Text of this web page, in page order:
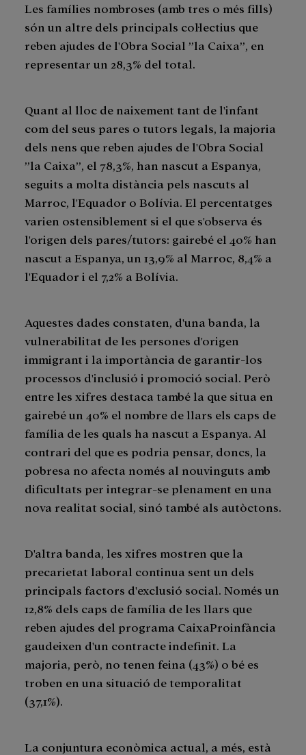
Les famílies nombroses (amb tres o més fills)
són un altre dels principals col·lectius que
reben ajudes de l'Obra Social ”la Caixa”, en
representar un 28,3% del total.
Quant al lloc de naixement tant de l'infant
com del seus pares o tutors legals, la majoria
dels nens que reben ajudes de l'Obra Social
”la Caixa”, el 78,3%, han nascut a Espanya,
seguits a molta distància pels nascuts al
Marroc, l'Equador o Bolívia. El percentatges
varien ostensiblement si el que s'observa és
l'origen dels pares/tutors: gairebé el 40% han
nascut a Espanya, un 13,9% al Marroc, 8,4% a
l'Equador i el 7,2% a Bolívia.
Aquestes dades constaten, d'una banda, la
vulnerabilitat de les persones d'origen
immigrant i la importància de garantir-los
processos d'inclusió i promoció social. Però
entre les xifres destaca també la que situa en
gairebé un 40% el nombre de llars els caps de
família de les quals ha nascut a Espanya. Al
contrari del que es podria pensar, doncs, la
pobresa no afecta només al nouvinguts amb
dificultats per integrar-se plenament en una
nova realitat social, sinó també als autòctons.
D'altra banda, les xifres mostren que la
precarietat laboral continua sent un dels
principals factors d'exclusió social. Només un
12,8% dels caps de família de les llars que
reben ajudes del programa CaixaProinfància
gaudeixen d'un contracte indefinit. La
majoria, però, no tenen feina (43%) o bé es
troben en una situació de temporalitat
(37,1%).
La conjuntura econòmica actual, a més, està